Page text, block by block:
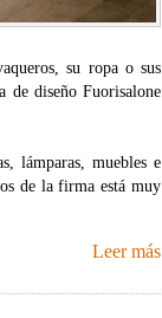
su ropa o sus
de diseño Fuorisalone
lámparas, muebles e
de la firma está muy
Leer más